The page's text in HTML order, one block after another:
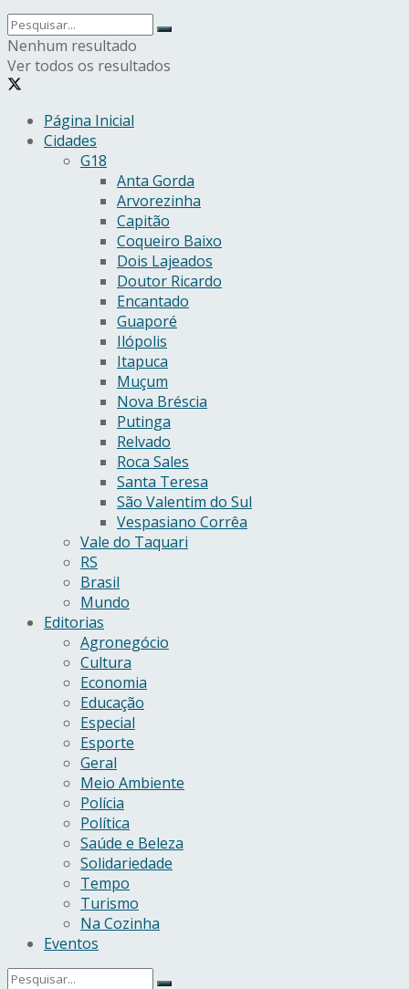
Nenhum resultado
Ver todos os resultados
Página Inicial
Cidades
G18
Anta Gorda
Arvorezinha
Capitão
Coqueiro Baixo
Dois Lajeados
Doutor Ricardo
Encantado
Guaporé
Ilópolis
Itapuca
Muçum
Nova Bréscia
Putinga
Relvado
Roca Sales
Santa Teresa
São Valentim do Sul
Vespasiano Corrêa
Vale do Taquari
RS
Brasil
Mundo
Editorias
Agronegócio
Cultura
Economia
Educação
Especial
Esporte
Geral
Meio Ambiente
Polícia
Política
Saúde e Beleza
Solidariedade
Tempo
Turismo
Na Cozinha
Eventos